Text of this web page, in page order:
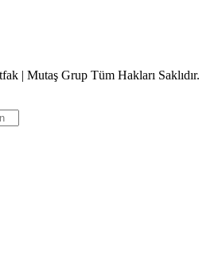
| Mutaş Grup Tüm Hakları Saklıdır.